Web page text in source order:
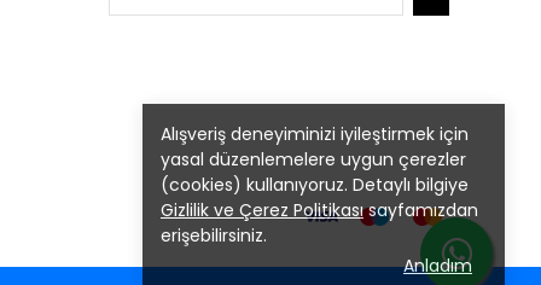
Alışveriş deneyiminizi iyileştirmek için
yasal düzenlemelere uygun çerezler
(cookies) kullanıyoruz. Detaylı bilgiye
Gizlilik ve Çerez Politikasısayfamızdan
erişebilirsiniz.
Anladım